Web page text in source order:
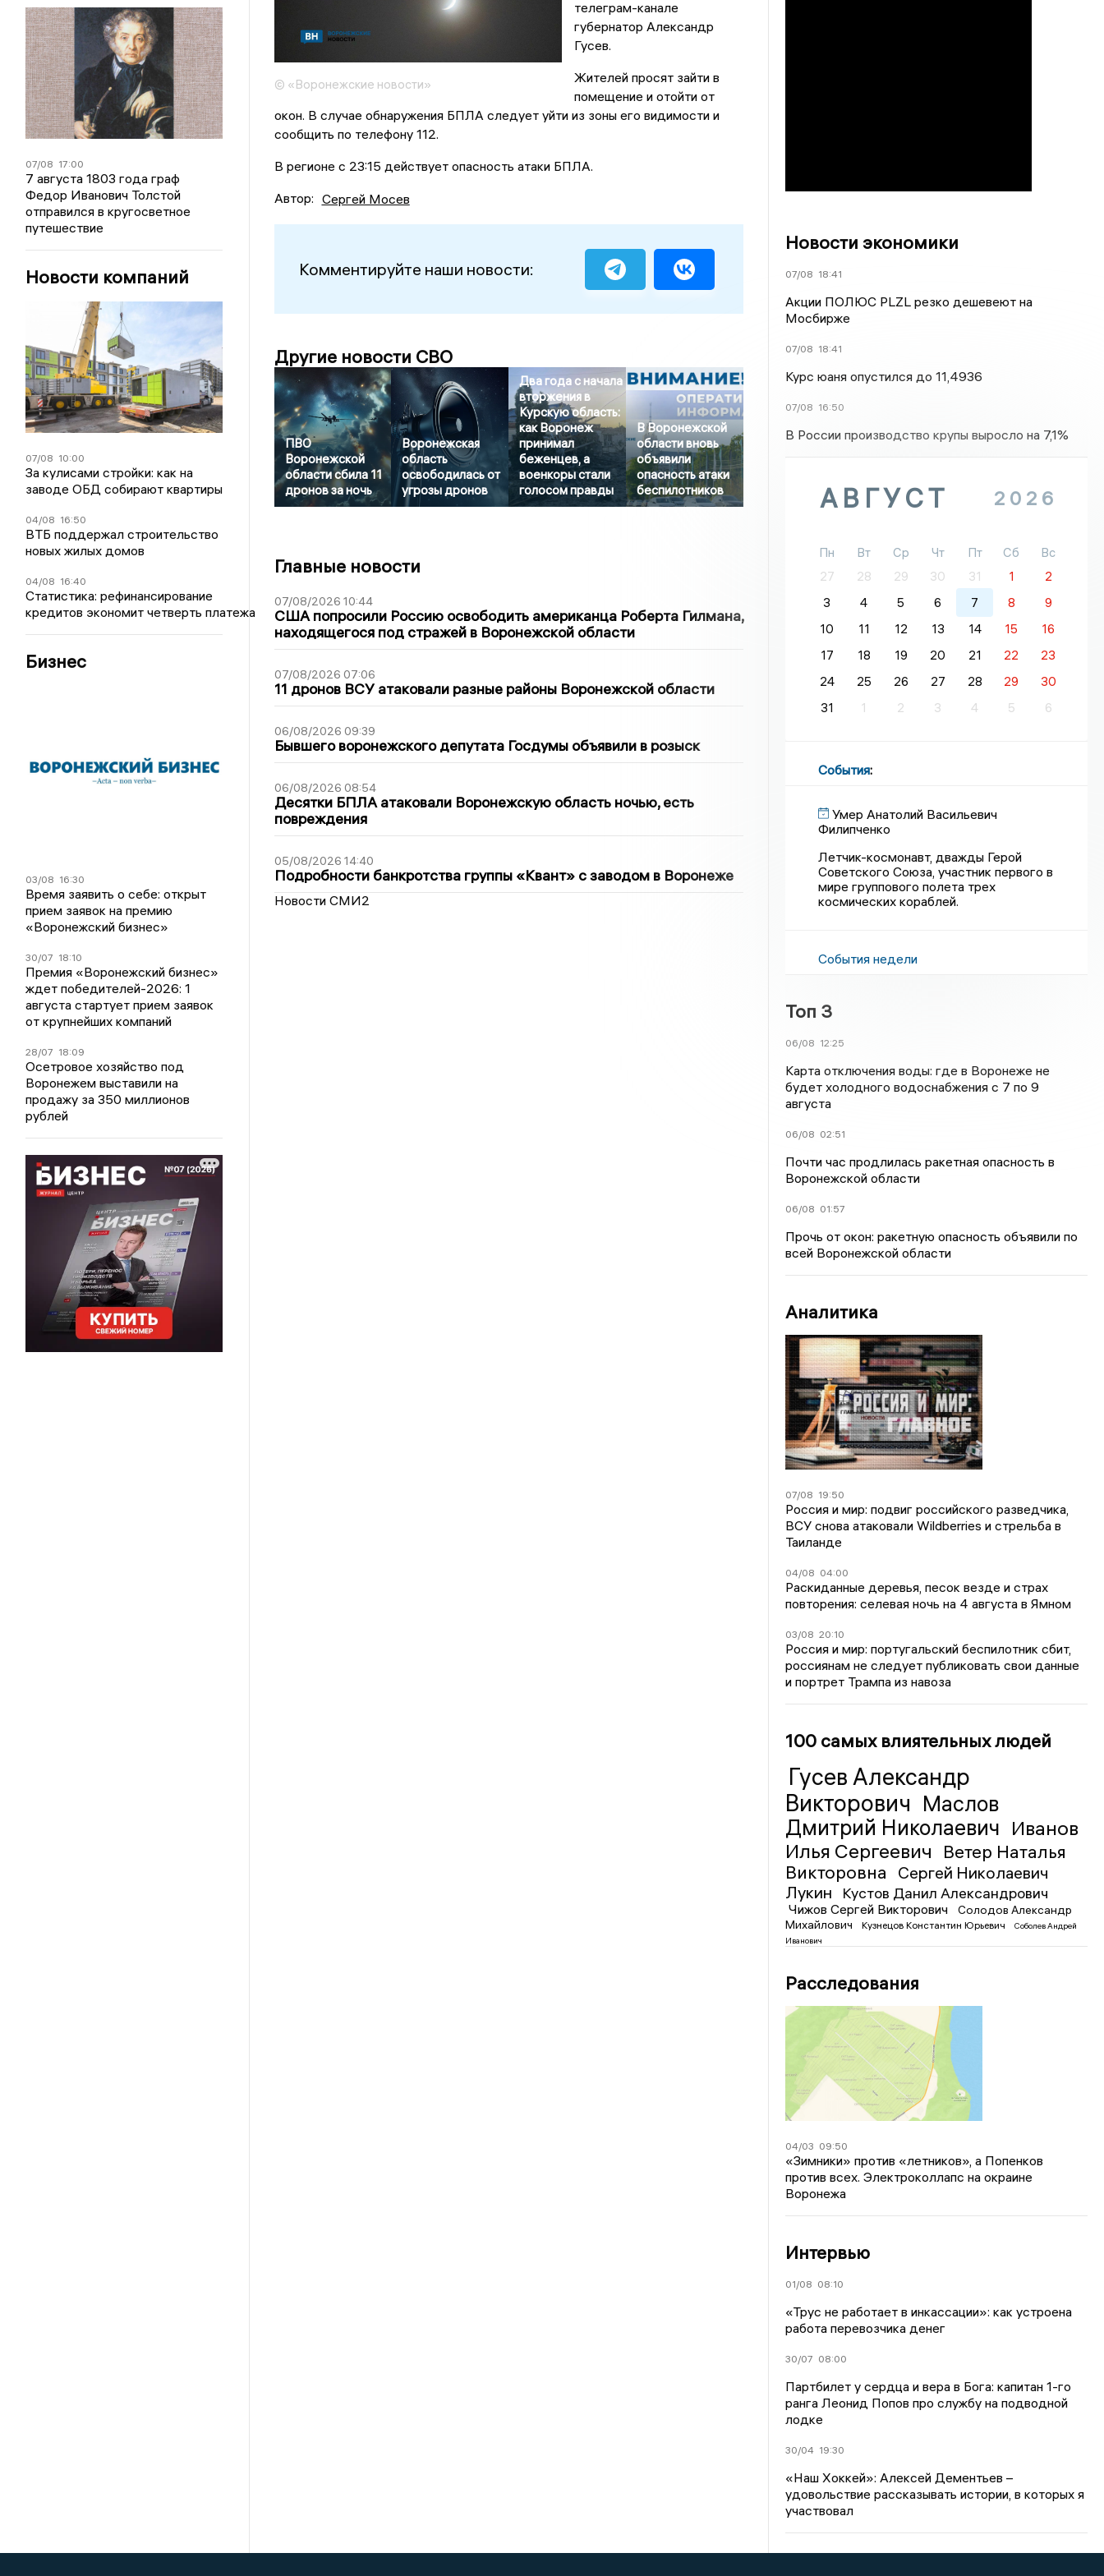
07/08 17:00
7 августа 1803 года граф
Федор Иванович Толстой
отправился в кругосветное
путешествие
Новости компаний
07/08 10:00
За кулисами стройки: как на
заводе ОБД собирают квартиры
04/08 16:50
ВТБ поддержал строительство
новых жилых домов
04/08 16:40
Статистика: рефинансирование
кредитов экономит четверть платежа
Бизнес
03/08 16:30
Время заявить о себе: открыт
прием заявок на премию
«Воронежский бизнес»
30/07 18:10
Премия «Воронежский бизнес»
ждет победителей-2026: 1
августа стартует прием заявок
от крупнейших компаний
28/07 18:09
Осетровое хозяйство под
Воронежем выставили на
продажу за 350 миллионов
рублей
© «Воронежские новости»
телеграм-канале
губернатор Александр
Гусев.
Жителей просят зайти в
помещение и отойти от
окон. В случае обнаружения БПЛА следует уйти из зоны его видимости и
сообщить по телефону 112.
В регионе с 23:15 действует опасность атаки БПЛА.
Автор: Сергей Мосев
Комментируйте наши новости:
Другие новости СВО
ПВО
Воронежской
области сбила 11
дронов за ночь
Воронежская
область
освободилась от
угрозы дронов
Два года с начала
вторжения в
Курскую область:
как Воронеж
принимал
беженцев, а
военкоры стали
голосом правды
В Воронежской
области вновь
объявили
опасность атаки
беспилотников
Главные новости
07/08/2026 10:44
США попросили Россию освободить американца Роберта Гилмана,
находящегося под стражей в Воронежской области
07/08/2026 07:06
11 дронов ВСУ атаковали разные районы Воронежской области
06/08/2026 09:39
Бывшего воронежского депутата Госдумы объявили в розыск
06/08/2026 08:54
Десятки БПЛА атаковали Воронежскую область ночью, есть
повреждения
05/08/2026 14:40
Подробности банкротства группы «Квант» с заводом в Воронеже
Новости СМИ2
Новости экономики
07/08 18:41
Акции ПОЛЮС PLZL резко дешевеют на
Мосбирже
07/08 18:41
Курс юаня опустился до 11,4936
07/08 16:50
В России производство крупы выросло на 7,1%
АВГУСТ 2026
Пн Вт Ср Чт Пт Сб
Вс
27
28 29 30 31 1
2
3
4 5 6 7 8
9
10
11 12 13 14 15
16
17
18 19 20 21 22
23
24
25 26 27 28 29
30
31
1 2 3 4 5 6
События:
Умер Анатолий Васильевич
Филипченко
Летчик-космонавт, дважды Герой
Советского Союза, участник первого в
мире группового полета трех
космических кораблей.
События недели
Топ 3
06/08 12:25
Карта отключения воды: где в Воронеже не
будет холодного водоснабжения с 7 по 9
августа
06/08 02:51
Почти час продлилась ракетная опасность в
Воронежской области
06/08 01:57
Прочь от окон: ракетную опасность объявили по
всей Воронежской области
Аналитика
07/08 19:50
Россия и мир: подвиг российского разведчика,
ВСУ снова атаковали Wildberries и стрельба в
Таиланде
04/08 04:00
Раскиданные деревья, песок везде и страх
повторения: селевая ночь на 4 августа в Ямном
03/08 20:10
Россия и мир: португальский беспилотник сбит,
россиянам не следует публиковать свои данные
и портрет Трампа из навоза
100 самых влиятельных людей
Гусев Александр
Викторович Маслов
Дмитрий Николаевич Иванов
Илья Сергеевич
Ветер Наталья
Викторовна
Сергей Николаевич
Лукин
Кустов Данил Александрович
Чижов Сергей Викторович
Солодов Александр
Михайлович
Кузнецов Константин Юрьевич
Соболев Андрей
Иванович
Расследования
04/03 09:50
«Зимники» против «летников», а Попенков
против всех. Электроколлапс на окраине
Воронежа
Интервью
01/08 08:10
«Трус не работает в инкассации»: как устроена
работа перевозчика денег
30/07 08:00
Партбилет у сердца и вера в Бога: капитан 1-го
ранга Леонид Попов про службу на подводной
лодке
30/04 19:30
«Наш Хоккей»: Алексей Дементьев –
удовольствие рассказывать истории, в которых я
участвовал